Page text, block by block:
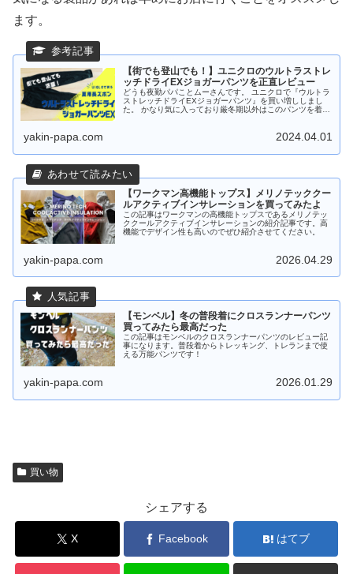
ます。
【街でも登山でも！】ユニクロのウルトラストレ
ッチドライEXジョガーパンツを正直レビュー
どうも夜勤パパことムーさんです。 ユニクロで『ウルトラ
ストレッチドライEXジョガーパンツ』を買い増ししまし
た。 かなり気に入っており厳冬期以外はこのパンツを着用
yakin-papa.com 2024.04.01
【ワークマン高機能トップス】メリノテッククー
ルアクティブインサレーションを買ってみたよ
この記事はワークマンの高機能トップスであるメリノテッ
ククールアクティブインサレーションの紹介記事です。高
機能でデザイン性も高いのでぜひ紹介させてください。
yakin-papa.com 2026.04.29
【モンベル】冬の普段着にクロスランナーパンツ
買ってみたら最高だった
この記事はモンベルのクロスランナーパンツのレビュー記
事になります。普段着からトレッキング、トレランまで使
える万能パンツです！
yakin-papa.com 2026.01.29
買い物
シェアする
X Facebook はてブ